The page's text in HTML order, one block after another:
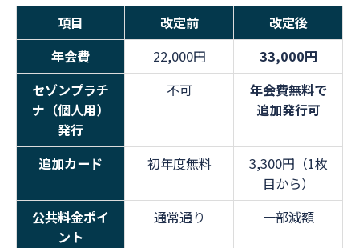
項目 改定前
改定後
年会費
22,000円
33,000円
セゾンプラチ
ナ（個人用）
発行
不可
年会費無料で
追加発行可
追加カード 初年度無料
3,300円（1枚
目から）
公共料金ポイ
ント
通常通り 一部減額